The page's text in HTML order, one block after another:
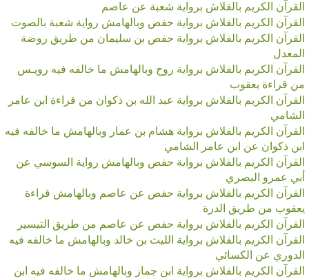
القرآن الكريم بالفلاش برواية شعبة عن عاصم
القرآن الكريم بالفلاش برواية حفص وبالهامش رواية شعبة بالصوت
القرآن الكريم بالفلاش برواية حفص بن سليمان من طريق روضة
المعدل
القرآن الكريم بالفلاش برواية روح وبالهامش ما خالفه فيه رويـس
من قراءة يعقوب
القرآن الكريم بالفلاش برواية عبد الله بن ذكوان من قراءة ابن عامر
الشامي
القرآن الكريم بالفلاش برواية هشام بن عمار وبالهامش ما خالفه فيه
ابن ذكوان عن ابن عامر الشامي
القرآن الكريم بالفلاش برواية حفص وبالهامش رواية السوسي عن
أبي عمرو البصري
القرآن الكريم بالفلاش برواية حفص عن عاصم وبالهامش قراءة
يعقوب من طريق الدرة
القرآن الكريم بالفلاش برواية حفص عن عاصم من طريق التيسير
القرآن الكريم بالفلاش برواية الليث بن خالد وبالهامش ما خالفه فيه
الدوري عن الكسائي
القرآن الكريم بالفلاش برواية ابن جماز وبالهامش ما خالفه فيه ابن